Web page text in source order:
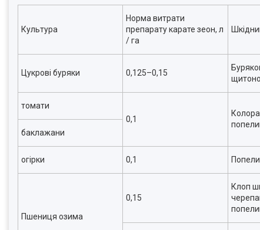
Культура
Норма витрати
препарату карате зеон, л
/ га
Цукрові буряки 0,125–0,15
томати
0,1
баклажани
огірки 0,1
Пшениця озима
0,15
Клоп